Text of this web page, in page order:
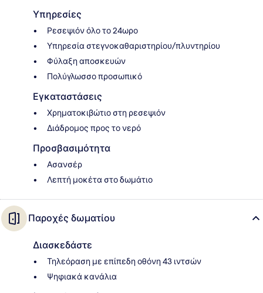
Υπηρεσίες
Ρεσεψιόν όλο το 24ωρο
Υπηρεσία στεγνοκαθαριστηρίου/πλυντηρίου
Φύλαξη αποσκευών
Πολύγλωσσο προσωπικό
Εγκαταστάσεις
Χρηματοκιβώτιο στη ρεσεψιόν
Διάδρομος προς το νερό
Προσβασιμότητα
Ασανσέρ
Λεπτή μοκέτα στο δωμάτιο
Παροχές δωματίου
Διασκεδάστε
Τηλεόραση με επίπεδη οθόνη 43 ιντσών
Ψηφιακά κανάλια